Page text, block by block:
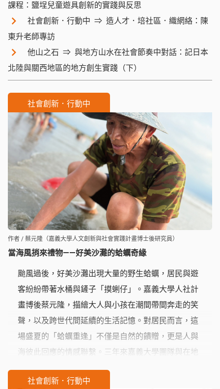
課程：鹽埕兒童遊具創新的實踐與反思
社會創新．行動中
造人才．培社區．織網絡：陳
東升老師專訪
他山之石
與地方山水在社會節奏中對話：記日本
北陸與關西地區的地方創生實踐（下）
社會創新．行動中
當海風捎來禮物——好美沙灘的蛤蠣奇緣
作者 / 蔡元隆（嘉義大學人文創新與社會實踐計畫博士後研究員）
颱風過後，好美沙灘出現大量的野生蛤蠣，居民與遊
客紛紛帶著水桶與鏟子「摸蜊仔」。嘉義大學人社計
畫博後蔡元隆，描繪大人與小孩在潮間帶間奔走的笑
聲，以及跨世代間延續的生活記憶。對居民而言，這
場盛夏的「蛤蠣重逢」不僅是自然的饋贈，更是人與
海彼此回應的情感聯繫。三年來嘉義大學團隊與在地
居民共作，而培養出的默契與信任，在此場景中也顯
露無遺。
社會創新．行動中